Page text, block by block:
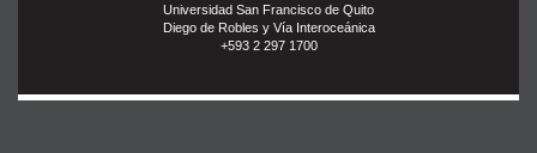
Universidad San Francisco de Quito
Diego de Robles y Vía Interoceánica
+593 2 297 1700